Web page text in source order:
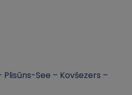
See – Kovšezers –